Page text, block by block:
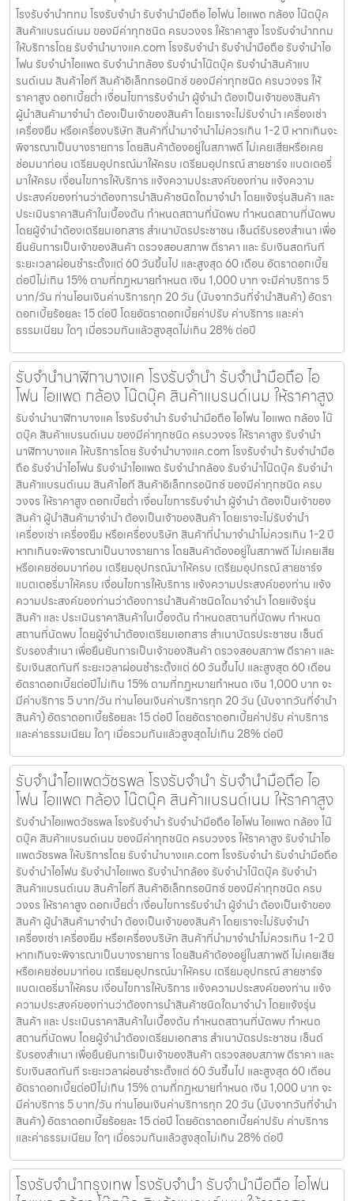
โรงรับจำนำกทม โรงรับจำนำ รับจำนำมือถือ ไอโฟน ไอแพด กล้อง โน๊ตบุ๊ค
สินค้าแบรนด์เนม ของมีค่าทุกชนิด ครบวงจร ให้ราคาสูง โรงรับจำนำกทม
ให้บริการโดย รับจํานําบางแค.com โรงรับจำนำ รับจำนำมือถือ รับจำนำไอ
โฟน รับจำนำไอแพด รับจำนำกล้อง รับจำนำโน๊ตบุ๊ค รับจำนำสินค้าแบ
รนด์เนม สินค้าไอที สินค้าอิเล็กทรอนิกซ์ ของมีค่าทุกชนิด ครบวงจร ให้
ราคาสูง ดอกเบี้ยต่ำ เงื่อนไขการรับจำนำ ผู้จำนำ ต้องเป็นเจ้าของสินค้า
ผู้นำสินค้ามาจำนำ ต้องเป็นเจ้าของสินค้า โดยเราจะไม่รับจำนำ เครื่องเช่า
เครื่องยืม หรือเครื่องบริษัท สินค้าที่นำมาจำนำไม่ควรเกิน 1-2 ปี หากเกินจะ
พิจารณาเป็นบางรายการ โดยสินค้าต้องอยู่ในสภาพดี ไม่เคยเสียหรือเคย
ซ่อมมาก่อน เตรียมอุปกรณ์มาให้ครบ เตรียมอุปกรณ์ สายชาร์จ แบตเตอรี่
มาให้ครบ เงื่อนไขการให้บริการ แจ้งความประสงค์ของท่าน แจ้งความ
ประสงค์ของท่านว่าต้องการนำสินค้าชนิดใดมาจำนำ โดยแจ้งรุ่นสินค้า และ
ประเมินราคาสินค้าในเบื้องต้น กำหนดสถานที่นัดพบ กำหนดสถานที่นัดพบ
โดยผู้จำนำต้องเตรียมเอกสาร สำเนาบัตรประชาชน เซ็นต์รับรองสำเนา เพื่อ
ยืนยันการเป็นเจ้าของสินค้า ตรวจสอบสภาพ ตีราคา และ รับเงินสดทันที
ระยะเวลาผ่อนชำระตั้งแต่ 60 วันขึ้นไป และสูงสุด 60 เดือน อัตราดอกเบี้ย
ต่อปีไม่เกิน 15% ตามที่กฏหมายกำหนด เงิน 1,000 บาท จะมีค่าบริการ 5
บาท/วัน ท่านโอนเงินค่าบริการทุก 20 วัน (นับจากวันที่จำนำสินค้า) อัตรา
ดอกเบี้ยร้อยละ 15 ต่อปี โดยอัตราดอกเบี้ยค่าปรับ ค่าบริการ และค่า
ธรรมเนียม ใดๆ เมื่อรวมกันแล้วสูงสุดไม่เกิน 28% ต่อปี
รับจำนำนาฬิกาบางแค โรงรับจำนำ รับจำนำมือถือ ไอ
โฟน ไอแพด กล้อง โน๊ตบุ๊ค สินค้าแบรนด์เนม ให้ราคาสูง
รับจำนำนาฬิกาบางแค โรงรับจำนำ รับจำนำมือถือ ไอโฟน ไอแพด กล้อง โน๊
ตบุ๊ค สินค้าแบรนด์เนม ของมีค่าทุกชนิด ครบวงจร ให้ราคาสูง รับจำนำ
นาฬิกาบางแค ให้บริการโดย รับจํานําบางแค.com โรงรับจำนำ รับจำนำมือ
ถือ รับจำนำไอโฟน รับจำนำไอแพด รับจำนำกล้อง รับจำนำโน๊ตบุ๊ค รับจำนำ
สินค้าแบรนด์เนม สินค้าไอที สินค้าอิเล็กทรอนิกซ์ ของมีค่าทุกชนิด ครบ
วงจร ให้ราคาสูง ดอกเบี้ยต่ำ เงื่อนไขการรับจำนำ ผู้จำนำ ต้องเป็นเจ้าของ
สินค้า ผู้นำสินค้ามาจำนำ ต้องเป็นเจ้าของสินค้า โดยเราจะไม่รับจำนำ
เครื่องเช่า เครื่องยืม หรือเครื่องบริษัท สินค้าที่นำมาจำนำไม่ควรเกิน 1-2 ปี
หากเกินจะพิจารณาเป็นบางรายการ โดยสินค้าต้องอยู่ในสภาพดี ไม่เคยเสีย
หรือเคยซ่อมมาก่อน เตรียมอุปกรณ์มาให้ครบ เตรียมอุปกรณ์ สายชาร์จ
แบตเตอรี่มาให้ครบ เงื่อนไขการให้บริการ แจ้งความประสงค์ของท่าน แจ้ง
ความประสงค์ของท่านว่าต้องการนำสินค้าชนิดใดมาจำนำ โดยแจ้งรุ่น
สินค้า และ ประเมินราคาสินค้าในเบื้องต้น กำหนดสถานที่นัดพบ กำหนด
สถานที่นัดพบ โดยผู้จำนำต้องเตรียมเอกสาร สำเนาบัตรประชาชน เซ็นต์
รับรองสำเนา เพื่อยืนยันการเป็นเจ้าของสินค้า ตรวจสอบสภาพ ตีราคา และ
รับเงินสดทันที ระยะเวลาผ่อนชำระตั้งแต่ 60 วันขึ้นไป และสูงสุด 60 เดือน
อัตราดอกเบี้ยต่อปีไม่เกิน 15% ตามที่กฏหมายกำหนด เงิน 1,000 บาท จะ
มีค่าบริการ 5 บาท/วัน ท่านโอนเงินค่าบริการทุก 20 วัน (นับจากวันที่จำนำ
สินค้า) อัตราดอกเบี้ยร้อยละ 15 ต่อปี โดยอัตราดอกเบี้ยค่าปรับ ค่าบริการ
และค่าธรรมเนียม ใดๆ เมื่อรวมกันแล้วสูงสุดไม่เกิน 28% ต่อปี
รับจำนำไอแพดวัชรพล โรงรับจำนำ รับจำนำมือถือ ไอ
โฟน ไอแพด กล้อง โน๊ตบุ๊ค สินค้าแบรนด์เนม ให้ราคาสูง
รับจำนำไอแพดวัชรพล โรงรับจำนำ รับจำนำมือถือ ไอโฟน ไอแพด กล้อง โน๊
ตบุ๊ค สินค้าแบรนด์เนม ของมีค่าทุกชนิด ครบวงจร ให้ราคาสูง รับจำนำไอ
แพดวัชรพล ให้บริการโดย รับจํานําบางแค.com โรงรับจำนำ รับจำนำมือถือ
รับจำนำไอโฟน รับจำนำไอแพด รับจำนำกล้อง รับจำนำโน๊ตบุ๊ค รับจำนำ
สินค้าแบรนด์เนม สินค้าไอที สินค้าอิเล็กทรอนิกซ์ ของมีค่าทุกชนิด ครบ
วงจร ให้ราคาสูง ดอกเบี้ยต่ำ เงื่อนไขการรับจำนำ ผู้จำนำ ต้องเป็นเจ้าของ
สินค้า ผู้นำสินค้ามาจำนำ ต้องเป็นเจ้าของสินค้า โดยเราจะไม่รับจำนำ
เครื่องเช่า เครื่องยืม หรือเครื่องบริษัท สินค้าที่นำมาจำนำไม่ควรเกิน 1-2 ปี
หากเกินจะพิจารณาเป็นบางรายการ โดยสินค้าต้องอยู่ในสภาพดี ไม่เคยเสีย
หรือเคยซ่อมมาก่อน เตรียมอุปกรณ์มาให้ครบ เตรียมอุปกรณ์ สายชาร์จ
แบตเตอรี่มาให้ครบ เงื่อนไขการให้บริการ แจ้งความประสงค์ของท่าน แจ้ง
ความประสงค์ของท่านว่าต้องการนำสินค้าชนิดใดมาจำนำ โดยแจ้งรุ่น
สินค้า และ ประเมินราคาสินค้าในเบื้องต้น กำหนดสถานที่นัดพบ กำหนด
สถานที่นัดพบ โดยผู้จำนำต้องเตรียมเอกสาร สำเนาบัตรประชาชน เซ็นต์
รับรองสำเนา เพื่อยืนยันการเป็นเจ้าของสินค้า ตรวจสอบสภาพ ตีราคา และ
รับเงินสดทันที ระยะเวลาผ่อนชำระตั้งแต่ 60 วันขึ้นไป และสูงสุด 60 เดือน
อัตราดอกเบี้ยต่อปีไม่เกิน 15% ตามที่กฏหมายกำหนด เงิน 1,000 บาท จะ
มีค่าบริการ 5 บาท/วัน ท่านโอนเงินค่าบริการทุก 20 วัน (นับจากวันที่จำนำ
สินค้า) อัตราดอกเบี้ยร้อยละ 15 ต่อปี โดยอัตราดอกเบี้ยค่าปรับ ค่าบริการ
และค่าธรรมเนียม ใดๆ เมื่อรวมกันแล้วสูงสุดไม่เกิน 28% ต่อปี
โรงรับจำนำกรุงเทพ โรงรับจำนำ รับจำนำมือถือ ไอโฟน